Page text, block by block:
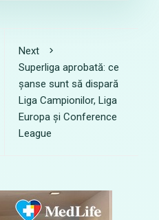
Next
Superliga aprobată: ce
șanse sunt să dispară
Liga Campionilor, Liga
Europa și Conference
League